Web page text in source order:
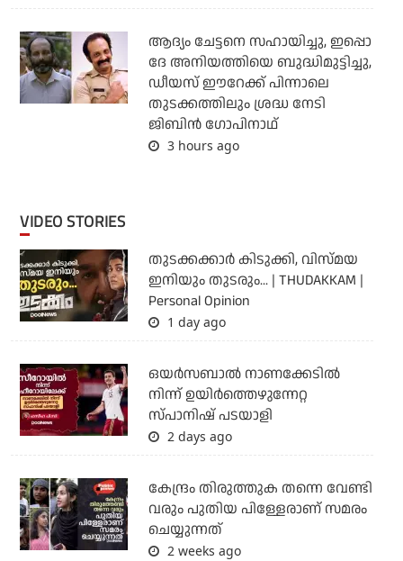
ആദ്യം ചേട്ടനെ സഹായിച്ചു, ഇപ്പൊ
ദേ അനിയത്തിയെ ബുദ്ധിമുട്ടിച്ചു,
ഡീയസ് ഈറേക്ക് പിന്നാലെ
തുടക്കത്തിലും ശ്രദ്ധ നേടി
ജിബിന്‍ ഗോപിനാഥ്
3 hours ago
VIDEO STORIES
തുടക്കക്കാര്‍ കിടുക്കി, വിസ്മയ
ഇനിയും തുടരും... | THUDAKKAM |
Personal Opinion
1 day ago
ഒയര്‍സബാൽ നാണക്കേടിൽ
നിന്ന് ഉയിർത്തെഴുന്നേറ്റ
സ്പാനിഷ് പടയാളി
2 days ago
കേന്ദ്രം തിരുത്തുക തന്നെ വേണ്ടി
വരും പുതിയ പിള്ളേരാണ് സമരം
ചെയ്യുന്നത്
2 weeks ago